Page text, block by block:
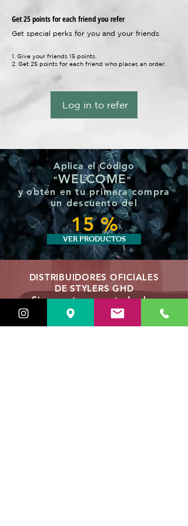
Get 25 points for each friend you refer
Get special perks for you and your friends
Give your friends 15 points.
Get 25 points for each friend who places an order.
Log in to refer
Aplica el Código
"WELCOME "
yobtén en tu primera compra
undescuento del
15 %
VER PRODUCTOS
DISTRIBUIDORES OFICIALES
DE STYLERS GHD
Siempre tenemos todos los
modelos, las últimasnovedades y
con el mejor precio posible.